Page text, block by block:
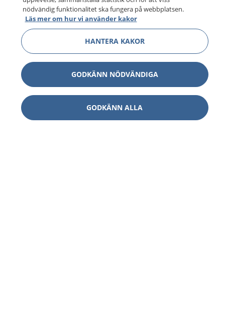
nödvändig funktionalitet ska fungera på webbplatsen.
Läs mer om hur vi använder kakor
HANTERA KAKOR
GODKÄNN NÖDVÄNDIGA
GODKÄNN ALLA